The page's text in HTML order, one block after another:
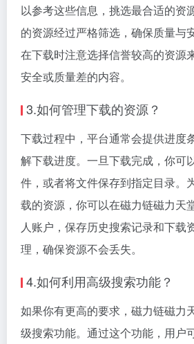
以参考这些信息，挑选最合适的资
的资源经过严格筛选，确保质量与
在下载时注意选择信誉较高的资源
安全或质量差的内容。
3.如何管理下载的资源？
下载过程中，平台通常会提供进度
解下载进度。一旦下载完成，你可
件，或者将文件保存到指定目录。
载的资源，你可以在磁力链磁力天
人账户，保存历史搜索记录和下载
理，确保资源不会丢失。
4.如何利用高级搜索功能？
如果你有更高的要求，磁力链磁力
级搜索功能。通过这个功能，用户